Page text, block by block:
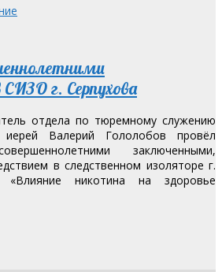
г. Серпухова
отдела по тюремному служению
иерей Валерий Гололобов провёл
заключенными,
в следственном изоляторе г.
никотина на здоровье